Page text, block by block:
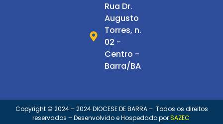
Espiritualidade
S. Francisco
Rua Dr.
Augusto
Torres, n.
02 -
Centro -
Barra/BA
Copyright © 2024 – 2024 DIOCESE DE BARRA – Todos os direitos
reservados – Desenvolvido e Hospedado porSAZEC